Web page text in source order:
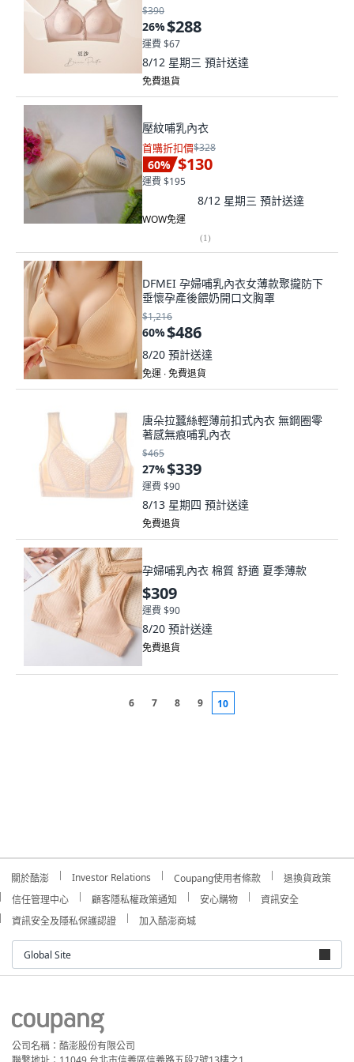
$390
26%$288
運費 $67
8/12 星期三 預計送達
免費退貨
壓紋哺乳內衣
首購折扣價$328
60% $130
運費 $195
8/12 星期三 預計送達
WOW免運
(1)
DFMEI 孕婦哺乳內衣女薄款聚攏防下
垂懷孕產後餵奶開口文胸罩
$1,216
60%$486
8/20 預計送達
免運 ∙ 免費退貨
唐朵拉蠶絲輕薄前扣式內衣 無鋼圈零
著感無痕哺乳內衣
$465
27%$339
運費 $90
8/13 星期四 預計送達
免費退貨
孕婦哺乳內衣 棉質 舒適 夏季薄款
$309
運費 $90
8/20 預計送達
免費退貨
6 7 8 9 10
關於酷澎 Investor Relations Coupang使用者條款
退換貨政策
信任管理中心
顧客隱私權政策通知 安心購物
資訊安全
資訊安全及隱私保護認證
加入酷澎商城
Global Site
公司名稱：酷澎股份有限公司